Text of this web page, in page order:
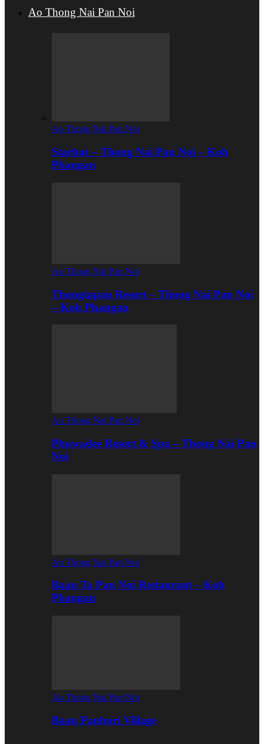
Ao Thong Nai Pan Noi
Ao Thong Nai Pan Noi
Starhut – Thong Nai Pan Noi – Koh
Phangan
Ao Thong Nai Pan Noi
Thongtapan Resort – Thong Nai Pan Noi
– Koh Phangan
Ao Thong Nai Pan Noi
Phuwadee Resort & Spa – Thong Nai Pan
Noi
Ao Thong Nai Pan Noi
Baan Ta Pan Noi Restaurant – Koh
Phangan
Ao Thong Nai Pan Noi
Baan Panburi Village